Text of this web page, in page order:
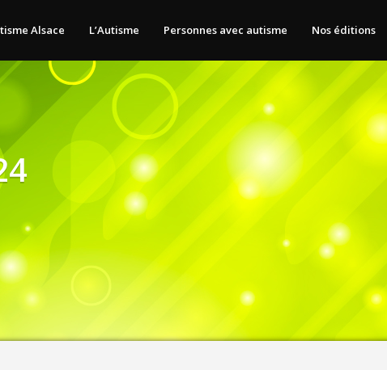
Alsace L’Autisme Personnes avec autisme Nos éditions